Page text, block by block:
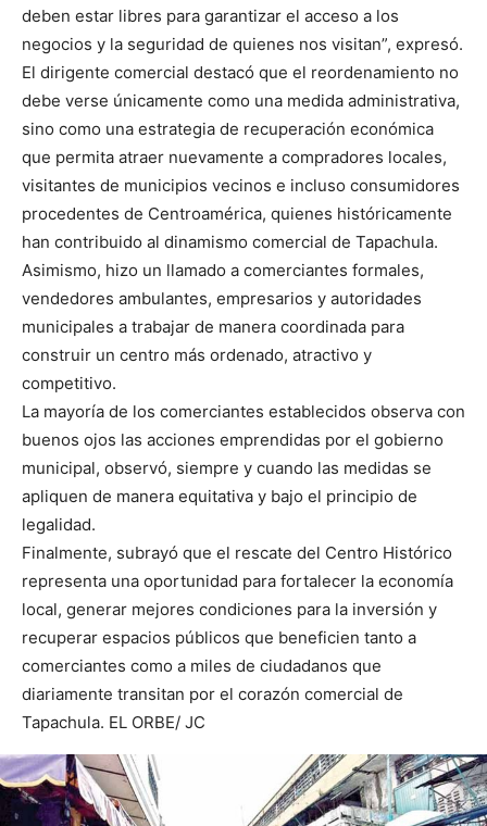
deben estar libres para garantizar el acceso a los
negocios y la seguridad de quienes nos visitan”, expresó.
El dirigente comercial destacó que el reordenamiento no
debe verse únicamente como una medida administrativa,
sino como una estrategia de recuperación económica
que permita atraer nuevamente a compradores locales,
visitantes de municipios vecinos e incluso consumidores
procedentes de Centroamérica, quienes históricamente
han contribuido al dinamismo comercial de Tapachula.
Asimismo, hizo un llamado a comerciantes formales,
vendedores ambulantes, empresarios y autoridades
municipales a trabajar de manera coordinada para
construir un centro más ordenado, atractivo y
competitivo.
La mayoría de los comerciantes establecidos observa con
buenos ojos las acciones emprendidas por el gobierno
municipal, observó, siempre y cuando las medidas se
apliquen de manera equitativa y bajo el principio de
legalidad.
Finalmente, subrayó que el rescate del Centro Histórico
representa una oportunidad para fortalecer la economía
local, generar mejores condiciones para la inversión y
recuperar espacios públicos que beneficien tanto a
comerciantes como a miles de ciudadanos que
diariamente transitan por el corazón comercial de
Tapachula. EL ORBE/ JC